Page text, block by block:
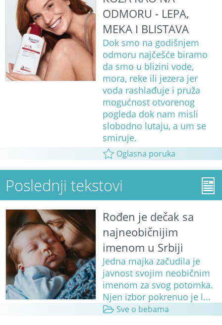
ODMORU - LEPA,
MEKA I BLISTAVA
Dok smo na godišnjem
odmoru najčešće biramo
da smo u blizini vode,
mora, reke ili jezera jer
voda rashlađuje i pruža
mogućnost otvorenog
pogleda dok nam misli
slobodno lutaju, a um se
smiruje.
Oglasna poruka
Poslednji tekstovi
Rođen je dečak sa
najneobičnijim
imenom u Srbiji
Jedna majka začudila je
javnost svojim neobičnim
imenom za svog potomka.
Njen izbor pokrenuo je l...
Sve o bebama